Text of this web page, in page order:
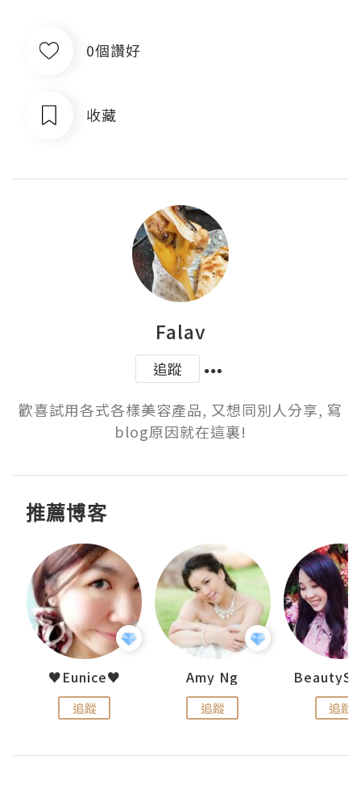
0個讚好
收藏
Falav
追蹤
歡喜試用各式各樣美容產品, 又想同別人分享, 寫
blog原因就在這裏!
推薦博客
♥Eunice♥
追蹤
Amy Ng
追蹤 追蹤